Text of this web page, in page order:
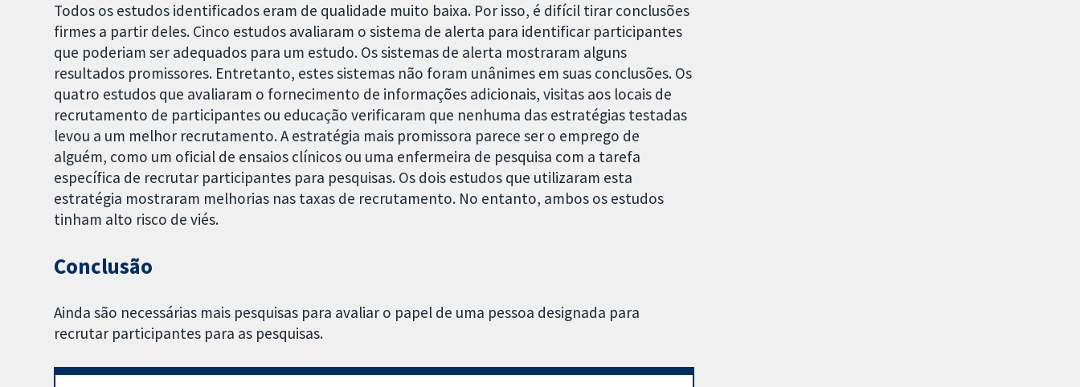
Todos os estudos identificados eram de qualidade muito baixa. Por isso, é difícil tirar conclusões
firmes a partir deles. Cinco estudos avaliaram o sistema de alerta para identificar participantes
que poderiam ser adequados para um estudo. Os sistemas de alerta mostraram alguns
resultados promissores. Entretanto, estes sistemas não foram unânimes em suas conclusões. Os
quatro estudos que avaliaram o fornecimento de informações adicionais, visitas aos locais de
recrutamento de participantes ou educação verificaram que nenhuma das estratégias testadas
levou a um melhor recrutamento. A estratégia mais promissora parece ser o emprego de
alguém, como um oficial de ensaios clínicos ou uma enfermeira de pesquisa com a tarefa
específica de recrutar participantes para pesquisas. Os dois estudos que utilizaram esta
estratégia mostraram melhorias nas taxas de recrutamento. No entanto, ambos os estudos
tinham alto risco de viés.
Conclusão
Ainda são necessárias mais pesquisas para avaliar o papel de uma pessoa designada para
recrutar participantes para as pesquisas.